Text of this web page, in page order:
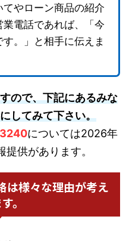
てやローン商品の紹介
業電話であれば、「今
。」と相手に伝えま
ので、下記にあるみな
してみて下さい。
については2026年
供があります。
は様々な理由が考え
。